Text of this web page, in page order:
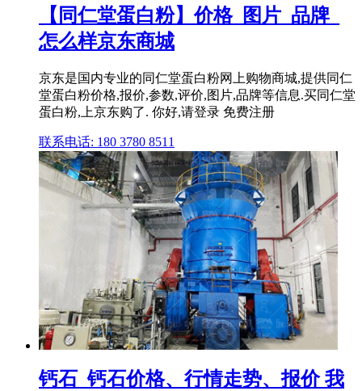
【同仁堂蛋白粉】价格_图片_品牌_
怎么样京东商城
京东是国内专业的同仁堂蛋白粉网上购物商城,提供同仁
堂蛋白粉价格,报价,参数,评价,图片,品牌等信息.买同仁堂
蛋白粉,上京东购了. 你好,请登录 免费注册
联系电话: 180 3780 8511
钙石_钙石价格、行情走势、报价 我